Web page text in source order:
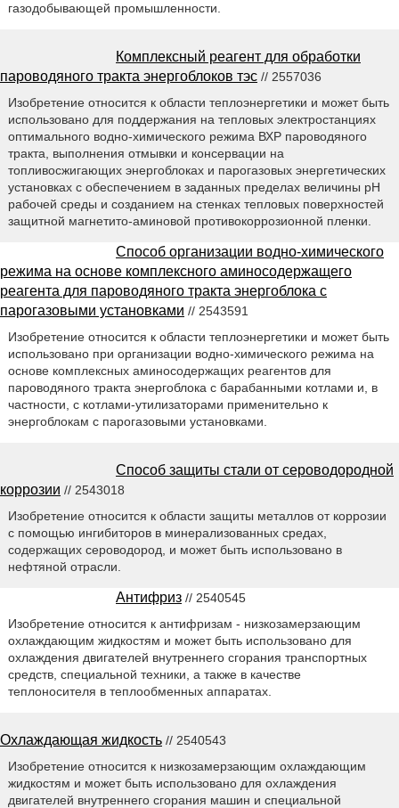
газодобывающей промышленности.
Комплексный реагент для обработки
пароводяного тракта энергоблоков тэс // 2557036
Изобретение относится к области теплоэнергетики и может быть
использовано для поддержания на тепловых электростанциях
оптимального водно-химического режима ВХР пароводяного
тракта, выполнения отмывки и консервации на
топливосжигающих энергоблоках и парогазовых энергетических
установках с обеспечением в заданных пределах величины pH
рабочей среды и созданием на стенках тепловых поверхностей
защитной магнетито-аминовой противокоррозионной пленки.
Способ организации водно-химического
режима на основе комплексного аминосодержащего
реагента для пароводяного тракта энергоблока с
парогазовыми установками // 2543591
Изобретение относится к области теплоэнергетики и может быть
использовано при организации водно-химического режима на
основе комплексных аминосодержащих реагентов для
пароводяного тракта энергоблока с барабанными котлами и, в
частности, с котлами-утилизаторами применительно к
энергоблокам с парогазовыми установками.
Способ защиты стали от сероводородной
коррозии // 2543018
Изобретение относится к области защиты металлов от коррозии
с помощью ингибиторов в минерализованных средах,
содержащих сероводород, и может быть использовано в
нефтяной отрасли.
Антифриз // 2540545
Изобретение относится к антифризам - низкозамерзающим
охлаждающим жидкостям и может быть использовано для
охлаждения двигателей внутреннего сгорания транспортных
средств, специальной техники, а также в качестве
теплоносителя в теплообменных аппаратах.
Охлаждающая жидкость // 2540543
Изобретение относится к низкозамерзающим охлаждающим
жидкостям и может быть использовано для охлаждения
двигателей внутреннего сгорания машин и специальной